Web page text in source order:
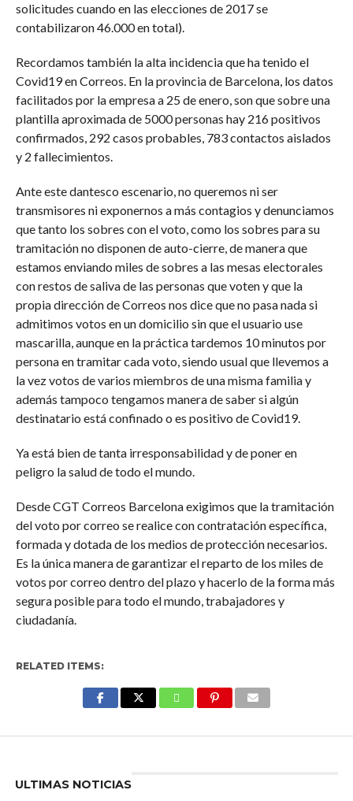
solicitudes cuando en las elecciones de 2017 se
contabilizaron 46.000 en total).
Recordamos también la alta incidencia que ha tenido el
Covid19 en Correos. En la provincia de Barcelona, los datos
facilitados por la empresa a 25 de enero, son que sobre una
plantilla aproximada de 5000 personas hay 216 positivos
confirmados, 292 casos probables, 783 contactos aislados
y 2 fallecimientos.
Ante este dantesco escenario, no queremos ni ser
transmisores ni exponernos a más contagios y denunciamos
que tanto los sobres con el voto, como los sobres para su
tramitación no disponen de auto-cierre, de manera que
estamos enviando miles de sobres a las mesas electorales
con restos de saliva de las personas que voten y que la
propia dirección de Correos nos dice que no pasa nada si
admitimos votos en un domicilio sin que el usuario use
mascarilla, aunque en la práctica tardemos 10 minutos por
persona en tramitar cada voto, siendo usual que llevemos a
la vez votos de varios miembros de una misma familia y
además tampoco tengamos manera de saber si algún
destinatario está confinado o es positivo de Covid19.
Ya está bien de tanta irresponsabilidad y de poner en
peligro la salud de todo el mundo.
Desde CGT Correos Barcelona exigimos que la tramitación
del voto por correo se realice con contratación específica,
formada y dotada de los medios de protección necesarios.
Es la única manera de garantizar el reparto de los miles de
votos por correo dentro del plazo y hacerlo de la forma más
segura posible para todo el mundo, trabajadores y
ciudadanía.
RELATED ITEMS:
ULTIMAS NOTICIAS